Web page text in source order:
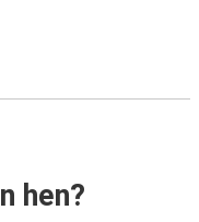
hen?